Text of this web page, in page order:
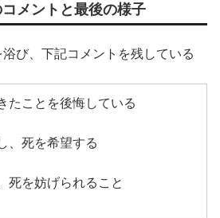
メントと最後の様子
び、下記コメントを残している
たことを後悔している
、死を希望する
死を妨げられること